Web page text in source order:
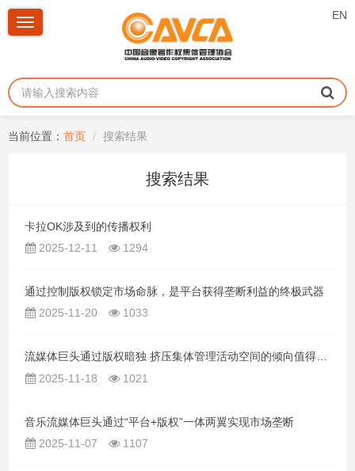
EN
Toggle
当前位置： 首页 搜索结果
搜索结果
卡拉OK涉及到的传播权利
2025-12-11
1294
通过控制版权锁定市场命脉，是平台获得垄断利益的终极武器
2025-11-20
1033
流媒体巨头通过版权暗独 挤压集体管理活动空间的倾向值得警惕
2025-11-18
1021
音乐流媒体巨头通过“平台+版权”一体两翼实现市场垄断
2025-11-07
1107